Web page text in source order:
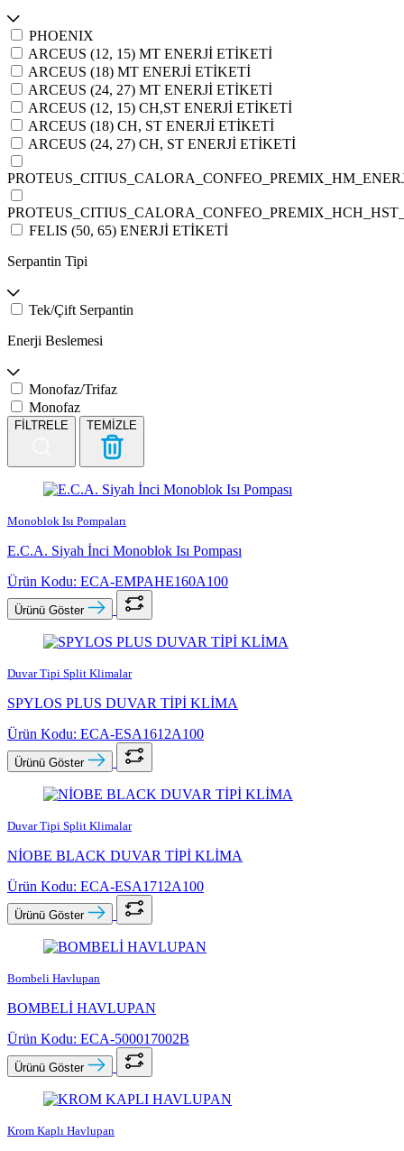
PHOENIX
ARCEUS (12, 15) MT ENERJİ ETİKETİ
ARCEUS (18) MT ENERJİ ETİKETİ
ARCEUS (24, 27) MT ENERJİ ETİKETİ
ARCEUS (12, 15) CH,ST ENERJİ ETİKETİ
ARCEUS (18) CH, ST ENERJİ ETİKETİ
ARCEUS (24, 27) CH, ST ENERJİ ETİKETİ
FELIS (50, 65) ENERJİ ETİKETİ
Serpantin Tipi
Tek/Çift Serpantin
Enerji Beslemesi
Monofaz/Trifaz
Monofaz
FİLTRELE TEMİZLE
Monoblok Isı Pompaları
E.C.A. Siyah İnci Monoblok Isı Pompası
Ürün Kodu: ECA-EMPAHE160A100
Ürünü Göster
Duvar Tipi Split Klimalar
SPYLOS PLUS DUVAR TİPİ KLİMA
Ürün Kodu: ECA-ESA1612A100
Ürünü Göster
Duvar Tipi Split Klimalar
NİOBE BLACK DUVAR TİPİ KLİMA
Ürün Kodu: ECA-ESA1712A100
Ürünü Göster
Bombeli Havlupan
BOMBELİ HAVLUPAN
Ürün Kodu: ECA-500017002B
Ürünü Göster
Krom Kaplı Havlupan